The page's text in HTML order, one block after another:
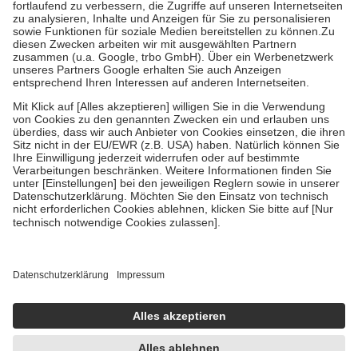
Diese Regeln gelten grundsätzlich auch für Online-Apotheken.
Bei Heilmitteln und häuslicher Krankenpflege beträgt die
Zuzahlung zehn Prozent der Kosten sowie zehn Euro je
Verordnung.
Um das Engagement der Versicherten für ihre eigene Gesundheit zu
stärken und die besondere Stellung der Familie zu unterstützen,
fallenkeine Zuzahlungenan bei:
• Kindern und Jugendlichen bis zum vollendeten 18. Lebensjahr
mit Ausnahme der Fahrkosten
• Untersuchungen zur Vorsorge und Früherkennung, die von der
GKV getragen werden
• empfohlenen Schutzimpfungen
• Harn- und Blutteststreifen
getroffen, um sicherzustellen, dass es sich um echte Bewertungen
https://help.etrusted.com/hc/de/articles/4419944605341
Einige Bilder und Inhalte wurden unter Zuhilfenahme künstlicher